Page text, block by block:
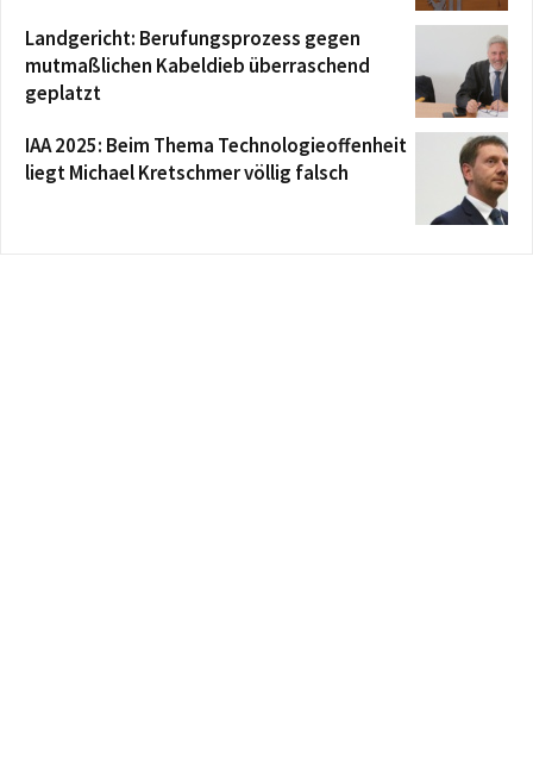
Landgericht: Berufungsprozess gegen
mutmaßlichen Kabeldieb überraschend
geplatzt
IAA 2025: Beim Thema Technologieoffenheit
liegt Michael Kretschmer völlig falsch